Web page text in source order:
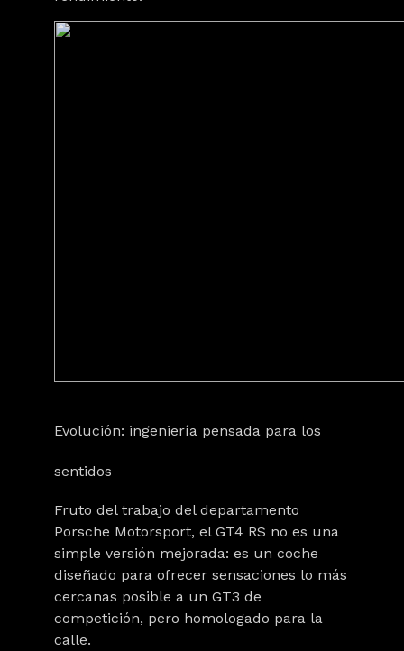
Evolución: ingeniería pensada para los
sentidos
Fruto del trabajo del departamento
Porsche Motorsport, el GT4 RS no es una
simple versión mejorada: es un coche
diseñado para ofrecer sensaciones lo más
cercanas posible a un GT3 de
competición, pero homologado para la
calle.